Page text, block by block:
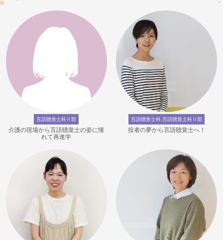
言語聴覚士科Ⅱ部
介護の現場から言語聴覚士の姿に憧
れて再進学
言語聴覚士科,言語聴覚士科Ⅱ部
役者の夢から言語聴覚士へ！